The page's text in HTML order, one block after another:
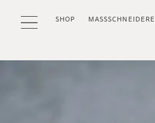
SHOP MASSSCHNEIDEREI